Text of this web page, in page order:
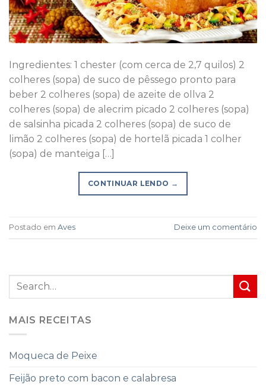
Ingredientes: 1 chester (com cerca de 2,7 quilos) 2
colheres (sopa) de suco de pêssego pronto para
beber 2 colheres (sopa) de azeite de ollva 2
colheres (sopa) de alecrim picado 2 colheres (sopa)
de salsinha picada 2 colheres (sopa) de suco de
limão 2 colheres (sopa) de hortelã picada 1 colher
(sopa) de manteiga […]
CONTINUAR LENDO →
Postado em Aves Deixe um comentário
MAIS RECEITAS
Moqueca de Peixe
Feijão preto com bacon e calabresa